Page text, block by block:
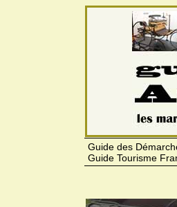
Guide des
Guide Tourisme